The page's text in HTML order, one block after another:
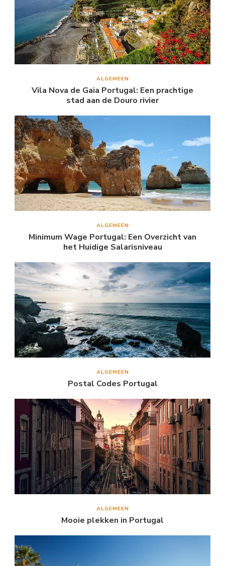
ALGEMEEN
Vila Nova de Gaia Portugal: Een prachtige
stad aan de Douro rivier
ALGEMEEN
Minimum Wage Portugal: Een Overzicht van
het Huidige Salarisniveau
ALGEMEEN
Postal Codes Portugal
ALGEMEEN
Mooie plekken in Portugal